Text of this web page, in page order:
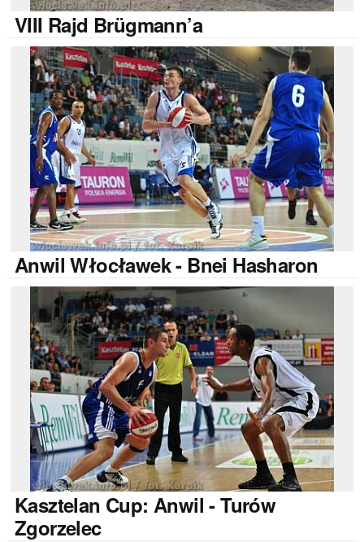
VIII Rajd Brügmann’a
Anwil Włocławek - Bnei Hasharon
Kasztelan Cup: Anwil - Turów
Zgorzelec